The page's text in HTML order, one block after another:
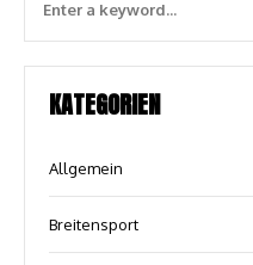
KATEGORIEN
Allgemein
Breitensport